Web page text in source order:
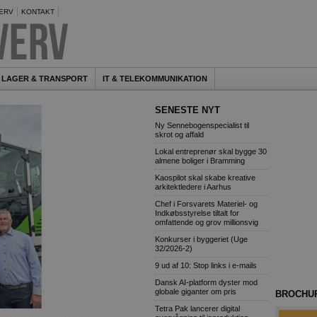
KONTAKT
LAGER & TRANSPORT IT & TELEKOMMUNIKATION
SENESTE NYT
Ny Sennebogenspecialist til
skrot og affald
Lokal entreprenør skal bygge 30
almene boliger i Bramming
Kaospilot skal skabe kreative
arkitektledere i Aarhus
Chef i Forsvarets Materiel- og
Indkøbsstyrelse tiltalt for
omfattende og grov millionsvig
Konkurser i byggeriet (Uge
32/2026-2)
9 ud af 10: Stop links i e-mails
Dansk AI-platform dyster mod
globale giganter om pris
Tetra Pak lancerer digital